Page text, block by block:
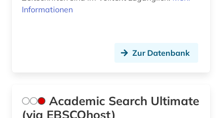
biografin (1)
biowissenschaften (1)
bodenpolitik (1)
Informationen
Zur Datenbank
Academic Search Ultimate
(via EBSCOhost)